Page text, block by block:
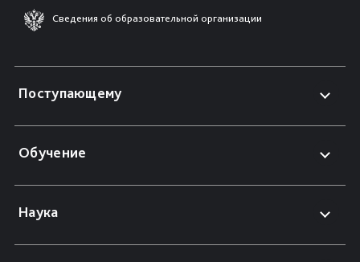
Сведения об образовательной организации
Поступающему
Обучение
Наука